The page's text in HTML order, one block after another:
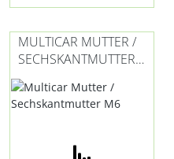
E3/E4/E5
MULTICAR MUTTER /
SECHSKANTMUTTER
M6